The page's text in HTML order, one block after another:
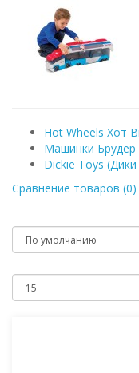
Hot Wheels Хот
Машинки Брудер
Dickie Toys
Сравнение товаров (0)